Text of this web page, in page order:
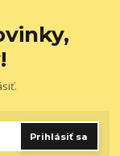
Prihlásiť sa